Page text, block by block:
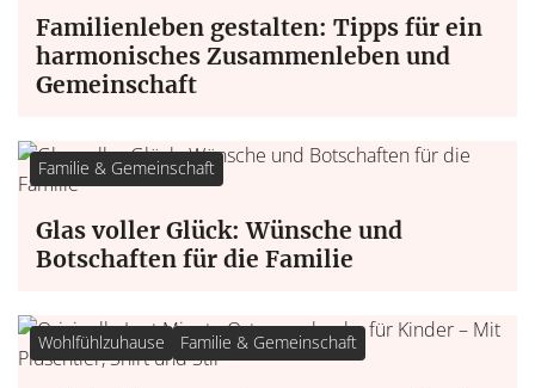
Familienleben gestalten: Tipps für ein
harmonisches Zusammenleben und
Gemeinschaft
Familie & Gemeinschaft
Glas voller Glück: Wünsche und
Botschaften für die Familie
Wohlfühlzuhause Familie & Gemeinschaft